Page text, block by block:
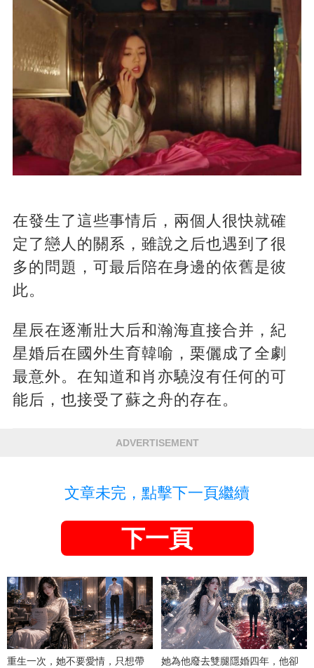
在發生了這些事情后，兩個人很快就確
定了戀人的關系，雖說之后也遇到了很
多的問題，可最后陪在身邊的依舊是彼
此。
星辰在逐漸壯大后和瀚海直接合并，紀
星婚后在國外生育韓喻，栗儷成了全劇
最意外。在知道和肖亦驍沒有任何的可
能后，也接受了蘇之舟的存在。
ADVERTISEMENT
文章未完，點擊下一頁繼續
下一頁
重生一次，她不要愛情，只想帶
她為他廢去雙腿隱婚四年，他卻